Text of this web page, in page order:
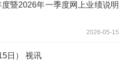
暨2026年一季度网上业绩说明
2026-05-15
日） 视讯